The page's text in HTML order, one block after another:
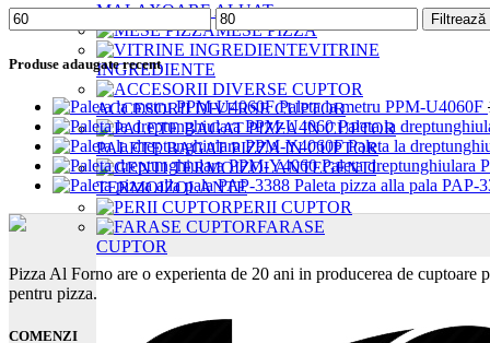
MALAXOARE ALUAT
MESE PIZZA
VITRINE
INGREDIENTE
ACCESORII DIVERSE CUPTOR
PALETE BAGAT PIZZA IN CUPTOR
GENTI
TERMOIZOLANTE
PERII CUPTOR
FARASE
CUPTOR
Preț
minim
Preț
maxim
Filtrează
Produse adaugate recent
Paleta la metru PPM-U4060F
Paleta la
Paleta la
Paleta dreptunghiulara
Paleta pizza alla pala PAP-
Pizza Al Forno are o experienta de 20 ani in producerea de cuptoare
pentru pizza.
COMENZI